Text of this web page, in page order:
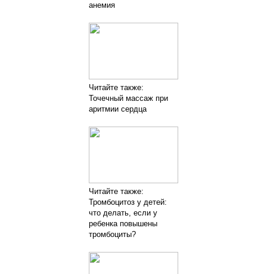
анемия
Читайте также:
Точечный массаж при
аритмии сердца
Читайте также:
Тромбоцитоз у детей:
что делать, если у
ребенка повышены
тромбоциты?